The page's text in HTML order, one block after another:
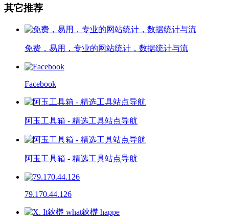
其它推荐
免费，易用，专业的网站统计，数据统计与流
Facebook
阿玉工具箱 - 精选工具站点导航
阿玉工具箱 - 精选工具站点导航
79.170.44.126